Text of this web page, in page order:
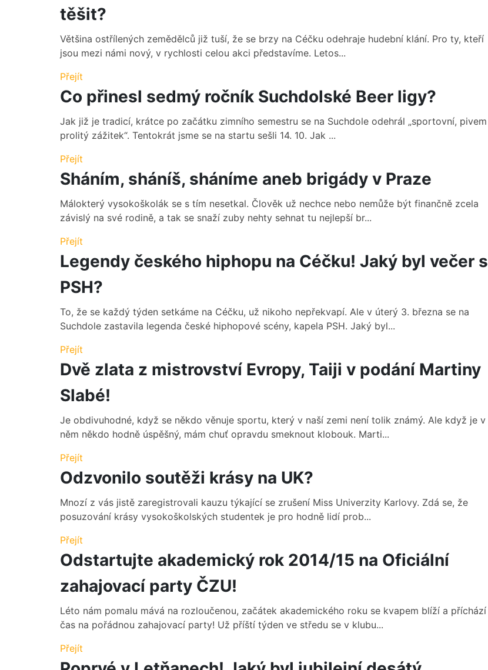
těšit?
Většina ostřílených zemědělců již tuší, že se brzy na Céčku odehraje hudební klání. Pro ty, kteří
jsou mezi námi nový, v rychlosti celou akci představíme. Letos...
Přejít
Co přinesl sedmý ročník Suchdolské Beer ligy?
Jak již je tradicí, krátce po začátku zimního semestru se na Suchdole odehrál „sportovní, pivem
prolitý zážitek“. Tentokrát jsme se na startu sešli 14. 10. Jak ...
Přejít
Sháním, sháníš, sháníme aneb brigády v Praze
Málokterý vysokoškolák se s tím nesetkal. Člověk už nechce nebo nemůže být finančně zcela
závislý na své rodině, a tak se snaží zuby nehty sehnat tu nejlepší br...
Přejít
Legendy českého hiphopu na Céčku! Jaký byl večer s
PSH?
To, že se každý týden setkáme na Céčku, už nikoho nepřekvapí. Ale v úterý 3. března se na
Suchdole zastavila legenda české hiphopové scény, kapela PSH. Jaký byl...
Přejít
Dvě zlata z mistrovství Evropy, Taiji v podání Martiny
Slabé!
Je obdivuhodné, když se někdo věnuje sportu, který v naší zemi není tolik známý. Ale když je v
něm někdo hodně úspěšný, mám chuť opravdu smeknout klobouk. Marti...
Přejít
Odzvonilo soutěži krásy na UK?
Mnozí z vás jistě zaregistrovali kauzu týkající se zrušení Miss Univerzity Karlovy. Zdá se, že
posuzování krásy vysokoškolských studentek je pro hodně lidí prob...
Přejít
Odstartujte akademický rok 2014/15 na Oficiální
zahajovací party ČZU!
Léto nám pomalu mává na rozloučenou, začátek akademického roku se kvapem blíží a příchází
čas na pořádnou zahajovací party! Už příští týden ve středu se v klubu...
Přejít